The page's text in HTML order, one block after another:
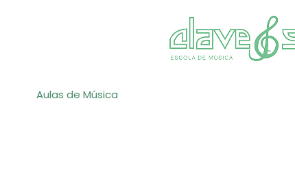
Aulas de Música